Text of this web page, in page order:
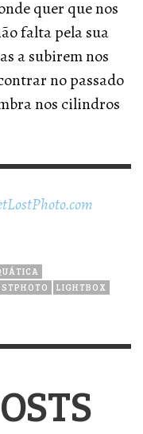
quer que nos
falta pela sua
a subirem nos
no passado
nos cilindros
LIGHTBOX